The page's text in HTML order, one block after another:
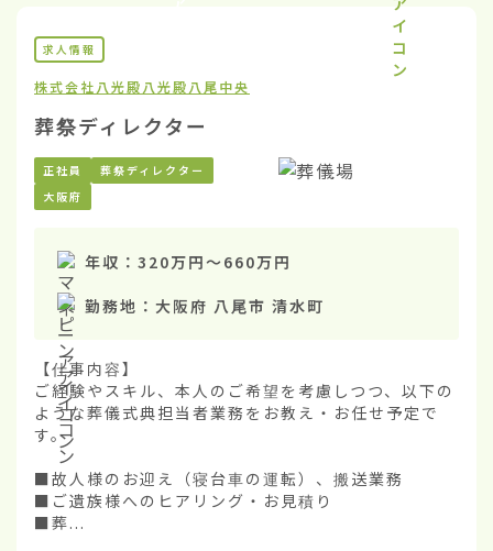
求人情報
株式会社八光殿 八光殿八尾中央
葬祭ディレクター
正社員
葬祭ディレクター
大阪府
年収： 320万円〜660万円
勤務地： 大阪府 八尾市 清水町
【仕事内容】
ご経験やスキル、本人のご希望を考慮しつつ、以下の
ような葬儀式典担当者業務をお教え・お任せ予定で
す。
■故人様のお迎え（寝台車の運転）、搬送業務
■ご遺族様へのヒアリング・お見積り
■葬...